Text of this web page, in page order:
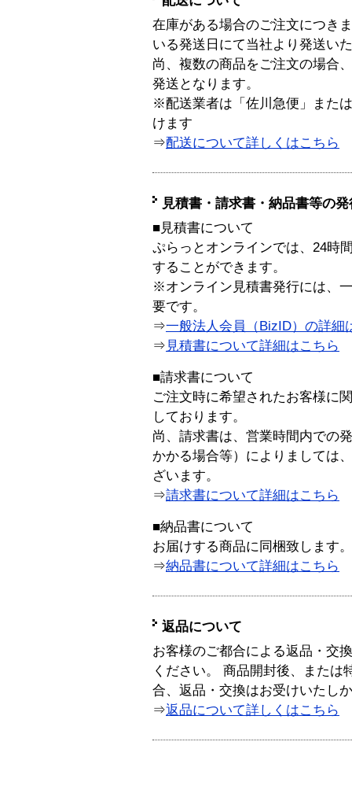
在庫がある場合のご注文につき
いる発送日にて当社より発送い
尚、複数の商品をご注文の場合
発送となります。
※配送業者は「佐川急便」また
けます
⇒配送について詳しくはこちら
見積書・請求書・納品書等の
■見積書について
ぷらっとオンラインでは、24時
することができます。
※オンライン見積書発行には、
要です。
⇒一般法人会員（BizID）の詳細
⇒ 見積書について詳細はこちら
■請求書について
ご注文時に希望されたお客様に
しております。
尚、請求書は、営業時間内での
かかる場合等）によりましては
ざいます。
⇒請求書について詳細はこちら
■納品書について
お届けする商品に同梱致します。
⇒納品書について詳細はこちら
返品について
お客様のご都合による返品・交
ください。 商品開封後、または
合、返品・交換はお受けいたし
⇒返品について詳しくはこちら